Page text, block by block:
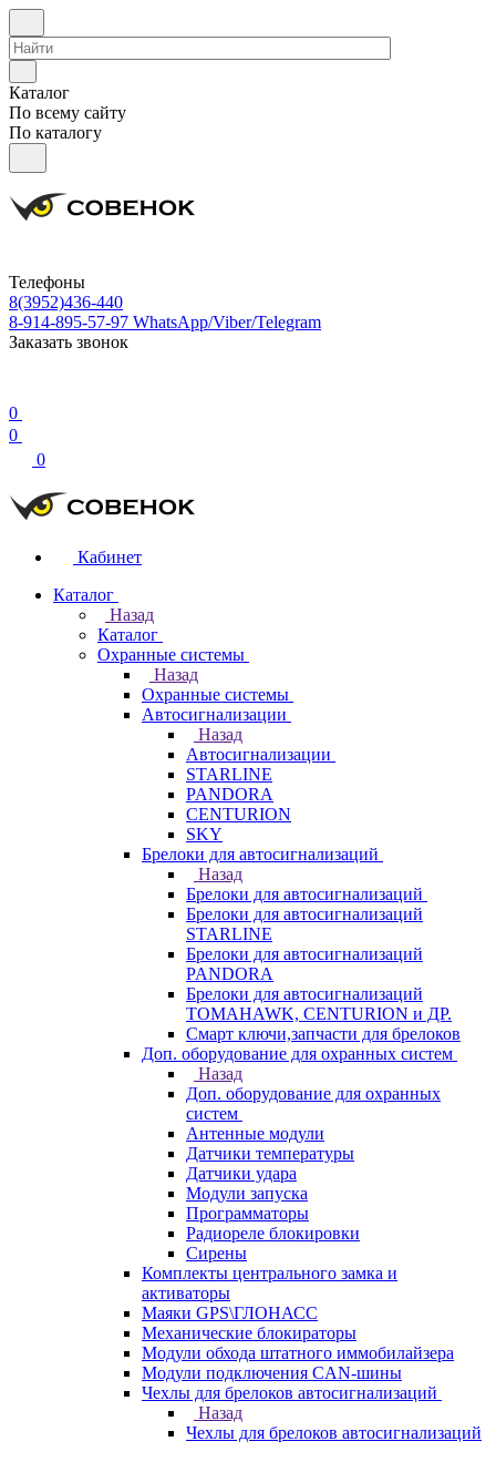
Каталог
По всему сайту
По каталогу
Телефоны
8(3952)436-440
8-914-895-57-97 WhatsApp/Viber/Telegram
Заказать звонок
0
0
0
Кабинет
Каталог
Назад
Каталог
Охранные системы
Назад
Охранные системы
Автосигнализации
Назад
Автосигнализации
STARLINE
PANDORA
CENTURION
SKY
Брелоки для автосигнализаций
Назад
Брелоки для автосигнализаций
Брелоки для автосигнализаций
STARLINE
Брелоки для автосигнализаций
PANDORA
Брелоки для автосигнализаций
TOMAHAWK, CENTURION и ДР.
Смарт ключи,запчасти для брелоков
Доп. оборудование для охранных систем
Назад
Доп. оборудование для охранных
систем
Антенные модули
Датчики температуры
Датчики удара
Модули запуска
Программаторы
Радиореле блокировки
Сирены
Комплекты центрального замка и
активаторы
Маяки GPS\ГЛОНАСС
Механические блокираторы
Модули обхода штатного иммобилайзера
Модули подключения CAN-шины
Чехлы для брелоков автосигнализаций
Назад
Чехлы для брелоков автосигнализаций